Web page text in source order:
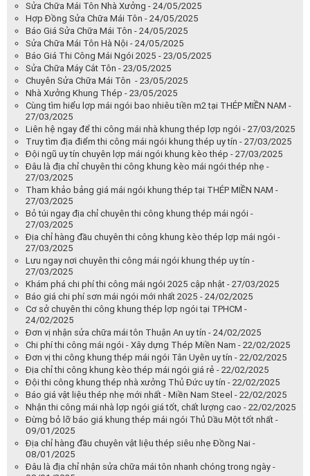
Sửa Chữa Mái Tôn Nhà Xưởng - 24/05/2025
Hợp Đồng Sửa Chữa Mái Tôn - 24/05/2025
Báo Giá Sửa Chữa Mái Tôn - 24/05/2025
Sửa Chữa Mái Tôn Hà Nội - 24/05/2025
Báo Giá Thi Công Mái Ngói 2025 - 23/05/2025
Sửa Chữa Máy Cắt Tôn - 23/05/2025
Chuyên Sửa Chữa Mái Tôn - 23/05/2025
Nhà Xưởng Khung Thép - 23/05/2025
Cùng tìm hiểu lợp mái ngói bao nhiêu tiền m2 tại THÉP MIỀN NAM -
27/03/2025
Liên hệ ngay để thi công mái nhà khung thép lợp ngói - 27/03/2025
Truy tìm địa điểm thi công mái ngói khung thép uy tín - 27/03/2025
Đội ngũ uy tín chuyên lợp mái ngói khung kèo thép - 27/03/2025
Đâu là địa chỉ chuyên thi công khung kèo mái ngói thép nhẹ -
27/03/2025
Tham khảo bảng giá mái ngói khung thép tại THÉP MIỀN NAM -
27/03/2025
Bỏ túi ngay địa chỉ chuyên thi công khung thép mái ngói -
27/03/2025
Địa chỉ hàng đầu chuyên thi công khung kèo thép lợp mái ngói -
27/03/2025
Lưu ngay nơi chuyên thi công mái ngói khung thép uy tín -
27/03/2025
Khám phá chi phí thi công mái ngói 2025 cập nhật - 27/03/2025
Báo giá chi phí sơn mái ngói mới nhất 2025 - 24/02/2025
Cơ sở chuyên thi công khung thép lợp ngói tại TPHCM -
24/02/2025
Đơn vị nhận sửa chữa mái tôn Thuận An uy tín - 24/02/2025
Chi phí thi công mái ngói - Xây dựng Thép Miền Nam - 22/02/2025
Đơn vị thi công khung thép mái ngói Tân Uyên uy tín - 22/02/2025
Địa chỉ thi công khung kèo thép mái ngói giá rẻ - 22/02/2025
Đội thi công khung thép nhà xưởng Thủ Đức uy tín - 22/02/2025
Báo giá vật liệu thép nhẹ mới nhất - Miền Nam Steel - 22/02/2025
Nhận thi công mái nhà lợp ngói giá tốt, chất lượng cao - 22/02/2025
Đừng bỏ lỡ báo giá khung thép mái ngói Thủ Dầu Một tốt nhất -
09/01/2025
Địa chỉ hàng đầu chuyên vật liệu thép siêu nhẹ Đồng Nai -
08/01/2025
Đâu là địa chỉ nhận sửa chữa mái tôn nhanh chóng trong ngày -